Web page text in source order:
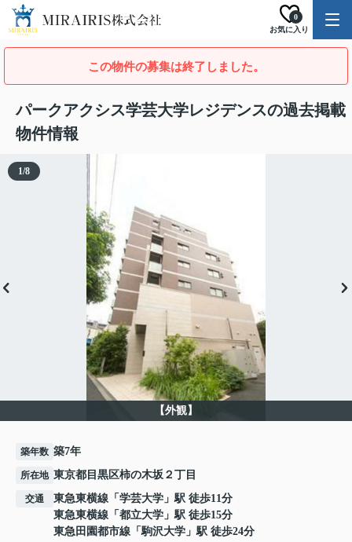
お気に入り
0
この物件の募集は終了しました。
パークアクシス学芸大学レジデンスの過去掲載
物件情報
【外観】
1/8
築年数 築7年
所在地 東京都目黒区柿の木坂２丁目
交通 東急東横線 「 学芸大学 」駅 徒歩11分
東急東横線 「 都立大学 」駅 徒歩15分
東急田園都市線 「駒沢大学 」駅 徒歩24分